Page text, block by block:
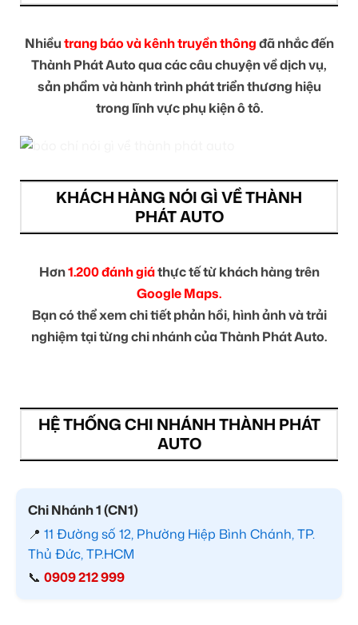
Nhiềutrang báo và kênh truyền thôngđã nhắc đến
Thành Phát Auto qua các câu chuyện về dịch vụ,
sản phẩm và hành trình phát triển thương hiệu
trong lĩnh vực phụ kiện ô tô.
KHÁCH HÀNG NÓI GÌ VỀ THÀNH
PHÁT AUTO
Hơn1.200 đánh giáthực tế từ khách hàng trên
Google Maps.
Bạn có thể xem chi tiết phản hồi, hình ảnh và trải
nghiệm tại từng chi nhánh của Thành Phát Auto.
HỆ THỐNG CHI NHÁNH THÀNH PHÁT
AUTO
Chi Nhánh 1 (CN1)
📍 11 Đường số 12, Phường Hiệp Bình Chánh, TP.
Thủ Đức, TP.HCM
📞 0909 212 999